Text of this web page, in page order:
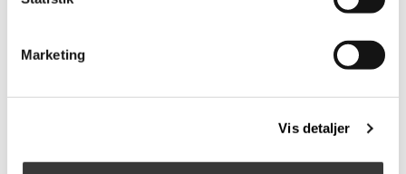
Marketing
Vis detaljer
Flere